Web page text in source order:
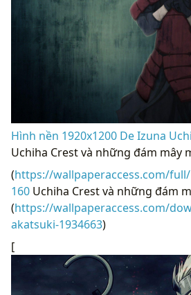
Hình nền 1920x1200 De Izuna
Uchiha Crest và những đám mây
(https://wallpaperaccess.com/full/
160 Uchiha Crest và những đám
(https://wallpaperaccess.com/
akatsuki-1934663)
[